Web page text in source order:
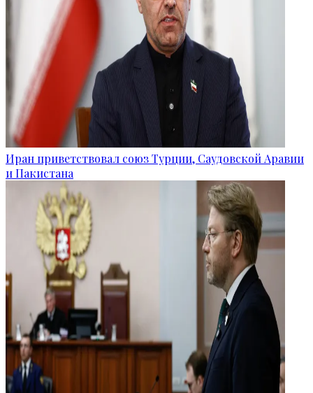
Иран приветствовал союз Турции, Саудовской Аравии
и Пакистана